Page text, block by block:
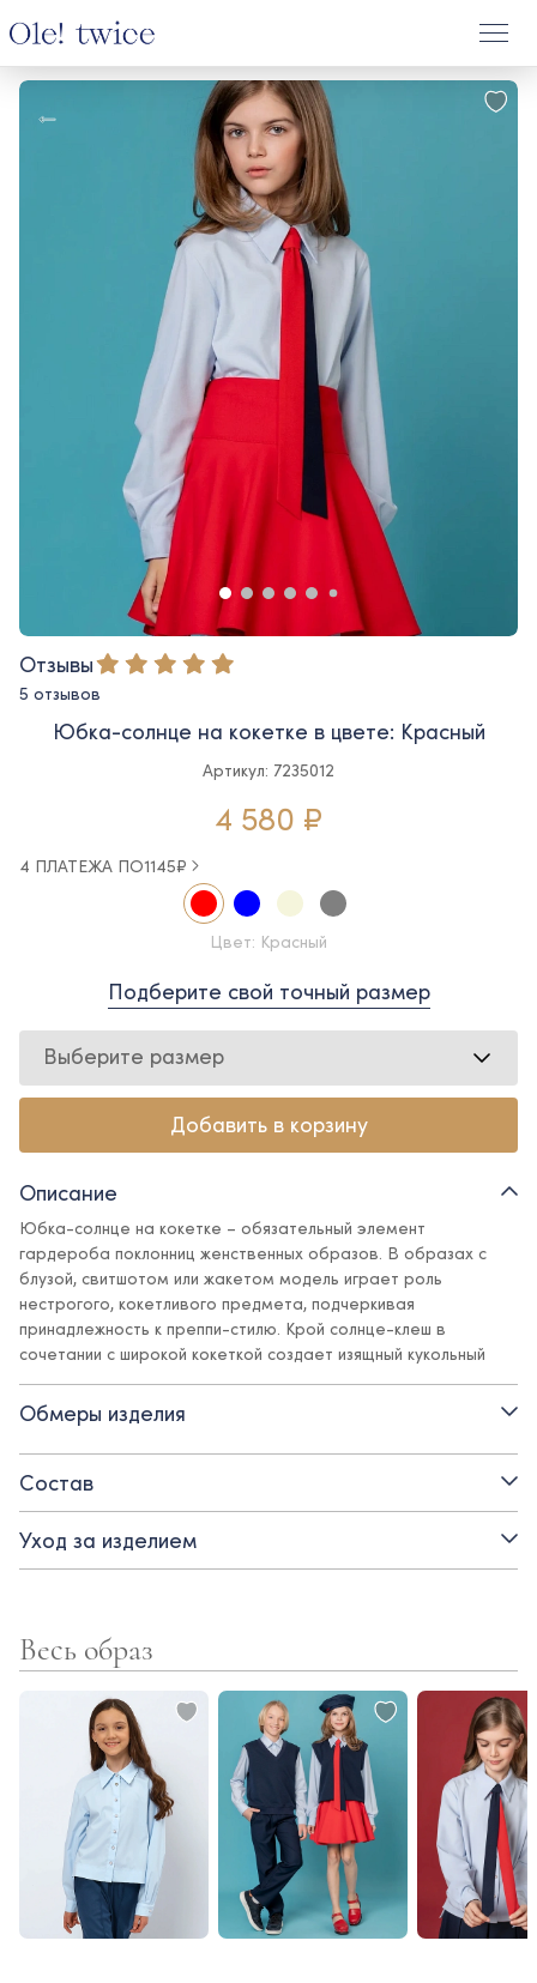
Отзывы
5 отзывов
Юбка-солнце на кокетке в цвете: Красный
Артикул: 7235012
4 580 ₽
4 ПЛАТЕЖА ПО1145₽
Цвет: Красный
Подберите свой точный размер
Выберите размер
Добавить в корзину
Описание
Юбка-солнце на кокетке – обязательный элемент
гардероба поклонниц женственных образов. В образах с
блузой, свитшотом или жакетом модель играет роль
нестрогого, кокетливого предмета, подчеркивая
принадлежность к преппи-стилю. Крой солнце-клеш в
сочетании с широкой кокеткой создает изящный кукольный
силуэт. Костюмная ткань красивых и актуальных оттенков
подчеркивает все выигрышные детали дизайна и отлично
сочетается с базовыми предметами гардероба в стиле
Ole!twice.
- материал верха – костюмная поливискозная ткань:
- регулирующаяся резинка в поясе
- кокетка
- боковая молния
Для создания праздничного образа рекомендуем подъюбник
Ole!twice (артикул 7205111).
Обмеры изделия
Состав
Уход за изделием
Весь образ